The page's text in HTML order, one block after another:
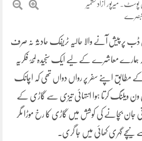
میرپور آزاد کشمیر
پیش آنے والا حالیہ ٹریفک حادثہ نہ صرف
ہمارے معاشرے کے لیے ایک سنجیدہ لمحۂ فکریہ
اپنے سفر پر رواں دواں تھی کہ اچانک
ون ویلنگ کرتا ہوا انتہائی تیزی سے گاڑی کے
جان بچانے کی کوشش میں گاڑی کا رخ موڑا مگر
گہری کھائی میں جا گری۔